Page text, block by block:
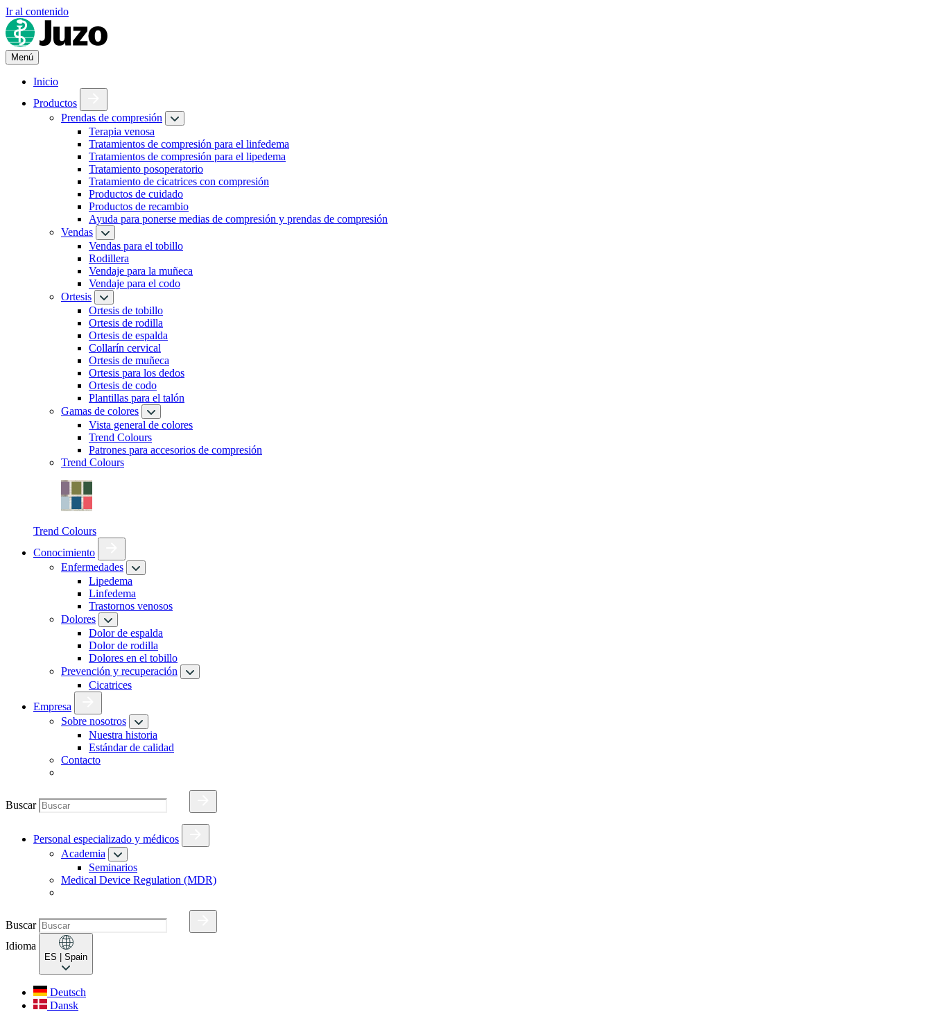
Ir al contenido
Menú
Inicio
Productos
Prendas de compresión
Terapia venosa
Tratamientos de compresión para el linfedema
Tratamientos de compresión para el lipedema
Tratamiento posoperatorio
Tratamiento de cicatrices con compresión
Productos de cuidado
Productos de recambio
Ayuda para ponerse medias de compresión y prendas de compresión
Vendas
Vendas para el tobillo
Rodillera
Vendaje para la muñeca
Vendaje para el codo
Ortesis
Ortesis de tobillo
Ortesis de rodilla
Ortesis de espalda
Collarín cervical
Ortesis de muñeca
Ortesis para los dedos
Ortesis de codo
Plantillas para el talón
Gamas de colores
Vista general de colores
Trend Colours
Patrones para accesorios de compresión
Trend Colours
Trend Colours
Conocimiento
Enfermedades
Lipedema
Linfedema
Trastornos venosos
Dolores
Dolor de espalda
Dolor de rodilla
Dolores en el tobillo
Prevención y recuperación
Cicatrices
Empresa
Sobre nosotros
Nuestra historia
Estándar de calidad
Contacto
Buscar
Personal especializado y médicos
Academia
Seminarios
Medical Device Regulation (MDR)
Buscar
Idioma
ES | Spain
Deutsch
Dansk